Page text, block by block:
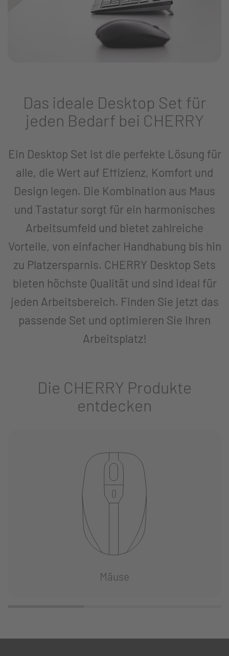
Das ideale Desktop Set für
jeden Bedarf bei CHERRY
Ein Desktop Set ist die perfekte Lösung für
alle, die Wert auf Effizienz, Komfort und
Design legen. Die Kombination aus Maus
und Tastatur sorgt für ein harmonisches
Arbeitsumfeld und bietet zahlreiche
Vorteile, von einfacher Handhabung bis hin
zu Platzersparnis. CHERRY Desktop Sets
bieten höchste Qualität und sind ideal für
jeden Arbeitsbereich. Finden Sie jetzt das
passende Set und optimieren Sie Ihren
Arbeitsplatz!
Die CHERRY Produkte
entdecken
Mäuse